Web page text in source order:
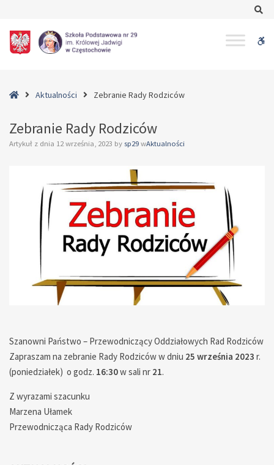
Rady
Rodziców
HomeAktualności Zebranie Rady Rodziców
Zebranie Rady Rodziców
Artykuł z dnia 12 września, 2023 by sp29 wAktualności
Szanowni Państwo – Przewodniczący Oddziałowych Rad Rodziców
Zapraszam na zebranie Rady Rodziców w dniu 25 września 2023 r.
(poniedziałek) o godz. 16:30w sali nr 21.
Z wyrazami szacunku
Marzena Ułamek
Przewodnicząca Rady Rodziców